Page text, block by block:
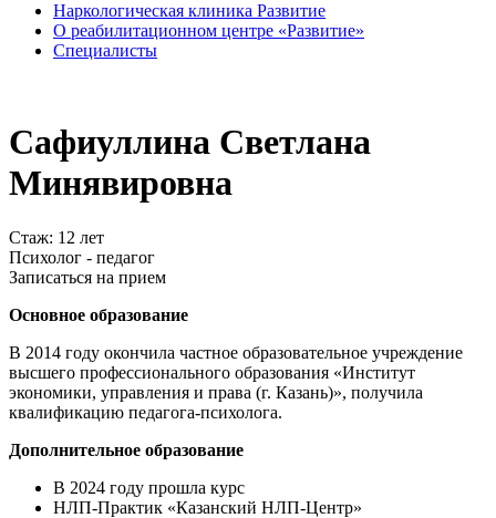
Наркологическая клиника Развитие
О реабилитационном центре «Развитие»
Специалисты
Сафиуллина Светлана
Минявировна
Cтаж: 12 лет
Психолог - педагог
Записаться на прием
Основное образование
В 2014 году окончила частное образовательное учреждение
высшего профессионального образования «Институт
экономики, управления и права (г. Казань)», получила
квалификацию педагога-психолога.
Дополнительное образование
В 2024 году прошла курс
НЛП-Практик «Казанский НЛП-Центр»